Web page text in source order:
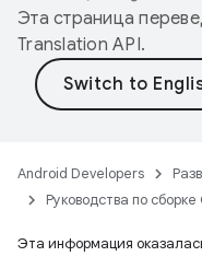
Эта страница
Translation API.
Android Developers
Руководства по
Эта информация